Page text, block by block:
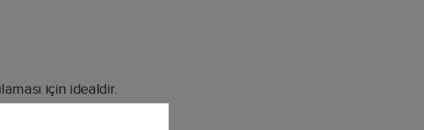
için idealdir.